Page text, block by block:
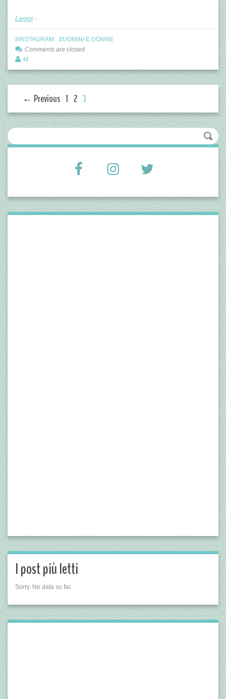
Leggi
INSTAGRAM
UOMINI E DONNE
Comments are closed
M.
← Previous 1 2 3
I post più letti
Sorry. No data so far.